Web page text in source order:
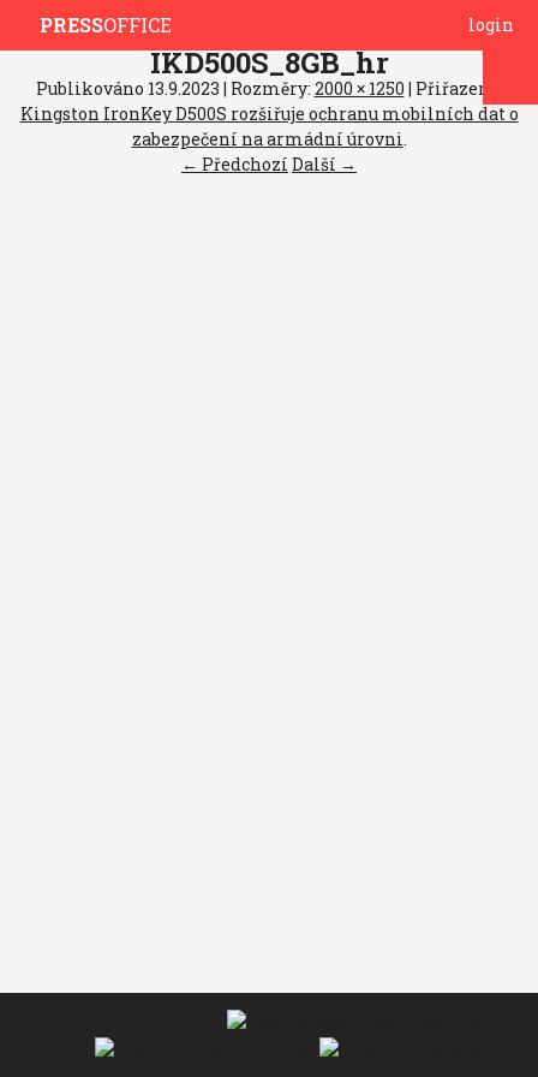
PRESSOFFICE login
IKD500S_8GB_hr
Publikováno 13.9.2023 | Rozměry: 2000 × 1250 | Přiřazeno:
Kingston IronKey D500S rozšiřuje ochranu mobilních dat o
zabezpečení na armádní úrovni.
← Předchozí Další →